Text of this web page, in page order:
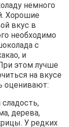
немного
Хорошие
вкус в
необходимо
с
и
этом лучше
на вкусе
оценивают:
дерева,
У редких